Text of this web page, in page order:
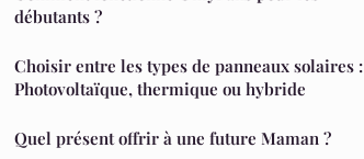
débutants ?
Choisir entre les types de panneaux solaires :
Photovoltaïque, thermique ou hybride
Quel présent offrir à une future Maman ?